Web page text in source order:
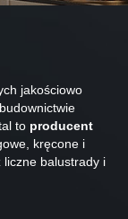
jakościowo
to producent
kręcone i
liczne balustrady i